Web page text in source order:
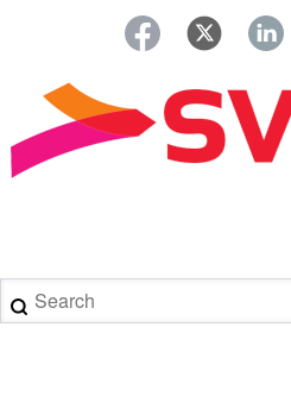
principale
di
pane
Search